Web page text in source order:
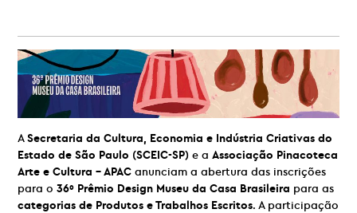
ASecretaria da Cultura, Economia e Indústria Criativas do
Estado de São Paulo (SCEIC-SP) e a Associação Pinacoteca
Arte e Cultura – APAC anunciam a abertura das inscrições
para o 36º Prêmio Design Museu da Casa Brasileira para as
categorias de Produtos e Trabalhos Escritos. A participação